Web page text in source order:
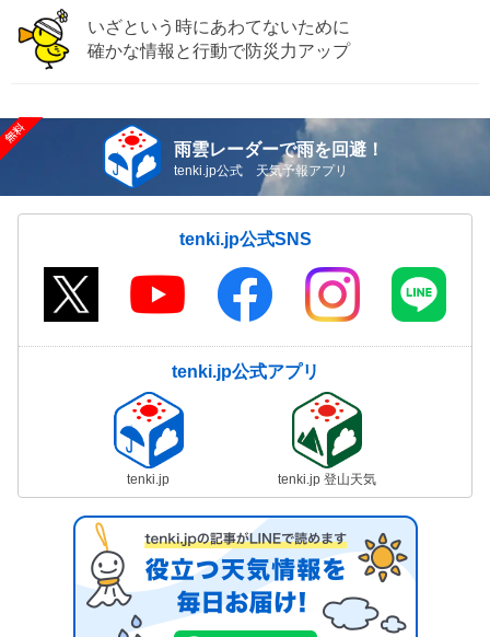
いざという時にあわてないために
確かな情報と行動で防災力アップ
雨雲レーダーで雨を回避！
tenki.jp公式 天気予報アプリ
tenki.jp公式SNS
tenki.jp公式アプリ
tenki.jp tenki.jp 登山天気